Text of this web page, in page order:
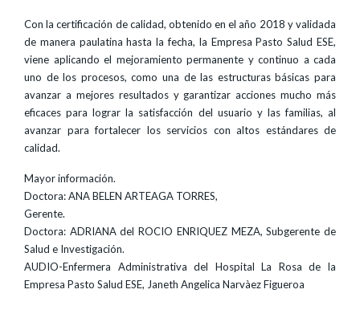
Con la certificación de calidad, obtenido en el año 2018 y validada
de manera paulatina hasta la fecha, la Empresa Pasto Salud ESE,
viene aplicando el mejoramiento permanente y continuo a cada
uno de los procesos, como una de las estructuras básicas para
avanzar a mejores resultados y garantizar acciones mucho más
eficaces para lograr la satisfacción del usuario y las familias, al
avanzar para fortalecer los servicios con altos estándares de
calidad.
Mayor información.
Doctora: ANA BELEN ARTEAGA TORRES,
Gerente.
Doctora: ADRIANA del ROCIO ENRIQUEZ MEZA, Subgerente de
Salud e Investigación.
AUDIO-Enfermera Administrativa del Hospital La Rosa de la
Empresa Pasto Salud ESE, Janeth Angelica Narvàez Figueroa